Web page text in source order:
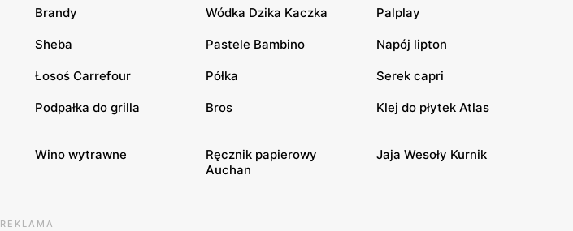
Brandy Wódka Dzika Kaczka Palplay
Sheba Pastele Bambino Napój lipton
Łosoś Carrefour Półka Serek capri
Podpałka do grilla Bros Klej do płytek Atlas
Wino wytrawne
Ręcznik papierowy
Auchan
Jaja Wesoły Kurnik
REKLAMA